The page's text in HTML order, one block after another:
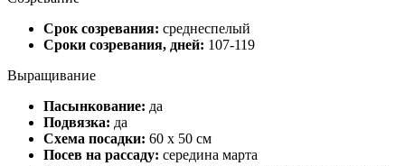
Срок созревания: среднеспелый
Сроки созревания, дней: 107-119
Выращивание
Пасынкование: да
Подвязка: да
Схема посадки: 60 х 50 см
Посев на рассаду: середина марта